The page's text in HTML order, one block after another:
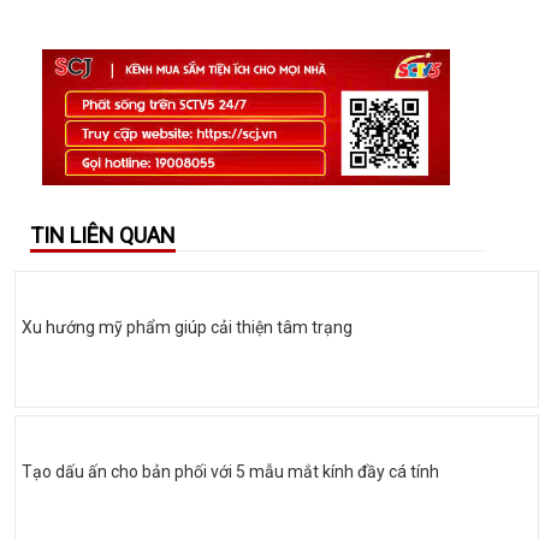
TIN LIÊN QUAN
Xu hướng mỹ phẩm giúp cải thiện tâm trạng
Tạo dấu ấn cho bản phối với 5 mẫu mắt kính đầy cá tính